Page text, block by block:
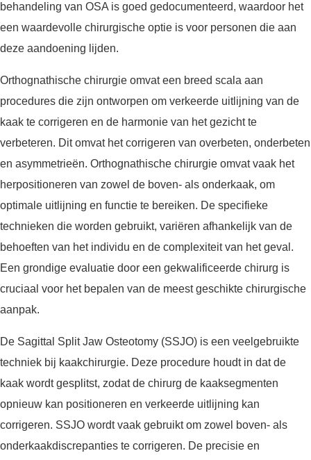
behandeling van OSA is goed gedocumenteerd, waardoor het
een waardevolle chirurgische optie is voor personen die aan
deze aandoening lijden.
Orthognathische chirurgie omvat een breed scala aan
procedures die zijn ontworpen om verkeerde uitlijning van de
kaak te corrigeren en de harmonie van het gezicht te
verbeteren. Dit omvat het corrigeren van overbeten, onderbeten
en asymmetrieën. Orthognathische chirurgie omvat vaak het
herpositioneren van zowel de boven- als onderkaak, om
optimale uitlijning en functie te bereiken. De specifieke
technieken die worden gebruikt, variëren afhankelijk van de
behoeften van het individu en de complexiteit van het geval.
Een grondige evaluatie door een gekwalificeerde chirurg is
cruciaal voor het bepalen van de meest geschikte chirurgische
aanpak.
De Sagittal Split Jaw Osteotomy (SSJO) is een veelgebruikte
techniek bij kaakchirurgie. Deze procedure houdt in dat de
kaak wordt gesplitst, zodat de chirurg de kaaksegmenten
opnieuw kan positioneren en verkeerde uitlijning kan
corrigeren. SSJO wordt vaak gebruikt om zowel boven- als
onderkaakdiscrepanties te corrigeren. De precisie en